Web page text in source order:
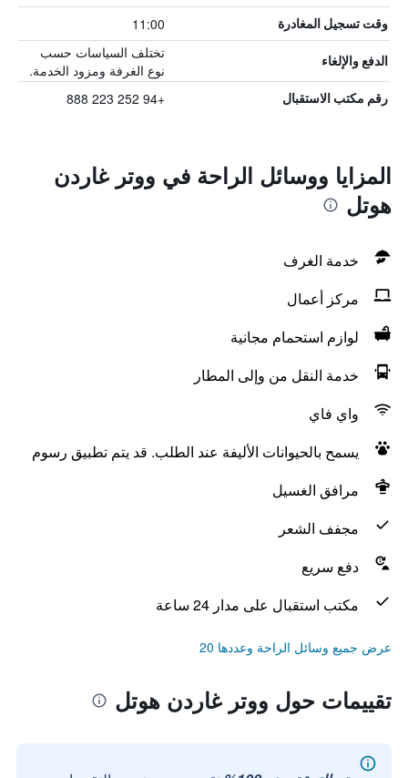
وقت تسجيل المغادرة 11:00
الدفع والإلغاء
تختلف السياسات حسب
نوع الغرفة ومزود الخدمة.
رقم مكتب الاستقبال +94 252 223 888
المزايا ووسائل الراحة في ووتر غاردن
هوتل
خدمة الغرف
مركز أعمال
لوازم استحمام مجانية
خدمة النقل من وإلى المطار
واي فاي
يسمح بالحيوانات الأليفة عند الطلب. قد يتم تطبيق رسوم
مرافق الغسيل
مجفف الشعر
دفع سريع
مكتب استقبال على مدار 24 ساعة
عرض جميع وسائل الراحة وعددها 20
تقييمات حول ووتر غاردن هوتل